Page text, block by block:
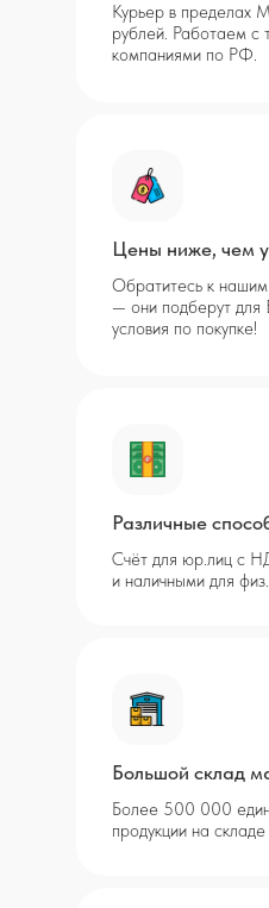
Курьер в пределах
рублей. Работаем с
компаниями по РФ.
Цены ниже, чем
Обратитесь к
— они подберут для
условия по покупке!
Различные
Счёт для юр.лиц с
и наличными для
Большой склад
Более 500 000
продукции на складе